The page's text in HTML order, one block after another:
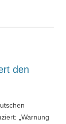
den
„Warnung